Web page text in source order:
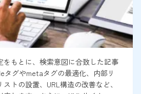
をもとに、検索意図に合致した記事
グやmetaタグの最適化、内部リ
トの設置、URL構造の改善など、